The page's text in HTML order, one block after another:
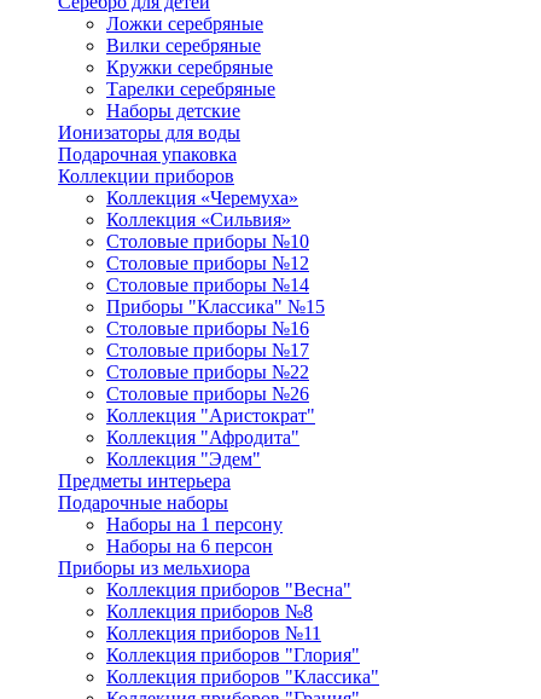
Ложки серебряные
Вилки серебряные
Кружки серебряные
Тарелки серебряные
Наборы детские
Ионизаторы для воды
Подарочная упаковка
Коллекции приборов
Коллекция «Черемуха»
Коллекция «Сильвия»
Столовые приборы №10
Столовые приборы №12
Столовые приборы №14
Приборы "Классика" №15
Столовые приборы №16
Столовые приборы №17
Столовые приборы №22
Столовые приборы №26
Коллекция "Аристократ"
Коллекция "Афродита"
Коллекция "Эдем"
Предметы интерьера
Подарочные наборы
Наборы на 1 персону
Наборы на 6 персон
Приборы из мельхиора
Коллекция приборов "Весна"
Коллекция приборов №8
Коллекция приборов №11
Коллекция приборов "Глория"
Коллекция приборов "Классика"